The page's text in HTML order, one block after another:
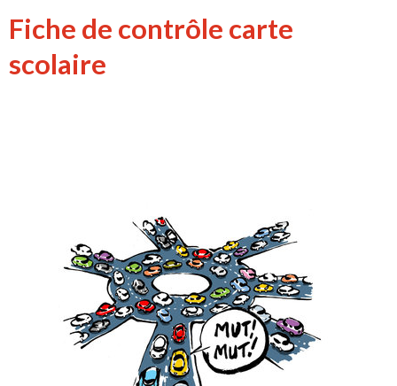
Fiche de contrôle carte
scolaire